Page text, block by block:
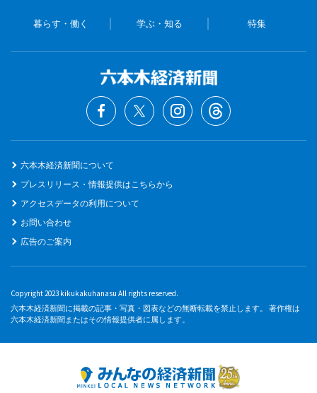
暮らす・働く 学ぶ・知る 特集
六本木経済新聞について
プレスリリース・情報提供はこちらから
アクセスデータの利用について
お問い合わせ
広告のご案内
Copyright 2023 kikukakuhanasu All rights reserved.
六本木経済新聞に掲載の記事・写真・図表などの無断転載を禁止します。 著作権は
六本木経済新聞またはその情報提供者に属します。